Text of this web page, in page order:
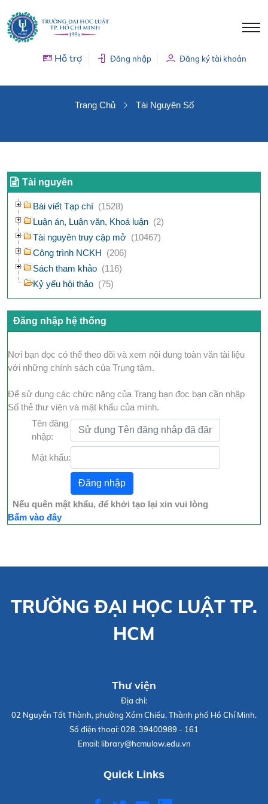
Hỗ trợ Đăng nhập Đăng ký tài khoản
Trang Chủ Tài Nguyên Số
Tài nguyên
Bài viết Tạp chí (1528)
Luận án, Luận văn, Khoá luận (2)
Tài nguyên truy cập mở (10467)
Công trình NCKH (206)
Sách tham khảo (116)
Kỷ yếu hội thảo (75)
Đăng nhập hệ thống
Nơi bạn đọc có thể theo dõi và xem nội dung toàn văn tài liệu
với những chính sách của Trung tâm.
Để sử dụng các chức năng của Trang bạn đọc bạn cần nhập
Số thẻ thư viện và mật khẩu của mình.
Tên đăng
nhập:
Mật khẩu:
Nếu quên mật khẩu, để khởi tạo lại xin vui lòng
Bấm vào đây
TRƯỜNG ĐẠI HỌC LUẬT TP.
HCM
Thư viện
Địa chỉ:
02 Nguyễn Tất Thành, phường Xóm Chiếu, Thành phố Hồ Chí Minh.
Số điện thoại:028. 39400989 - 161
Email: library@hcmulaw.edu.vn
Quick Links